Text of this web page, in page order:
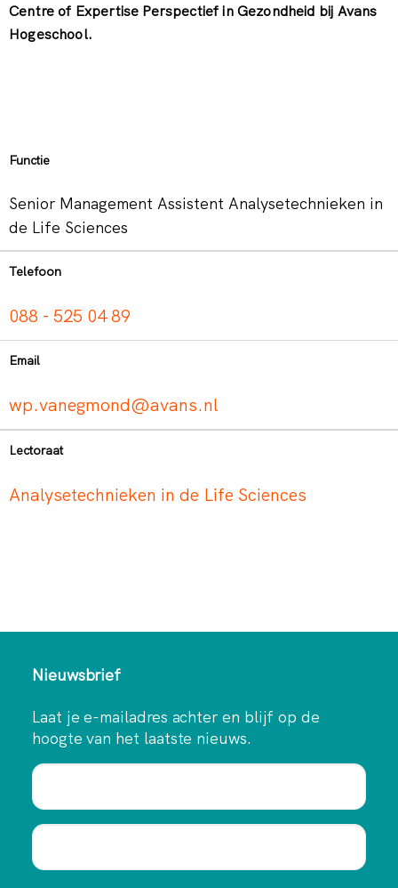
Centre of Expertise Perspectief in Gezondheid bij Avans
Hogeschool.
Functie
Senior Management Assistent Analysetechnieken in
de Life Sciences
Telefoon
088 - 525 04 89
Email
wp.vanegmond@avans.nl
Lectoraat
Analysetechnieken in de Life Sciences
Nieuwsbrief
Laat je e-mailadres achter en blijf op de
hoogte van het laatste nieuws.